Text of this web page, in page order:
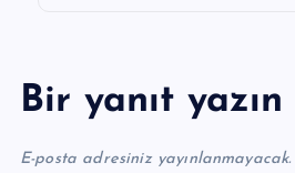
Bir yanıt yazın
E-posta adresiniz yayınlanmayacak.